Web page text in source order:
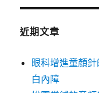
鍵
近期文章
眼科增進童顏
白內障